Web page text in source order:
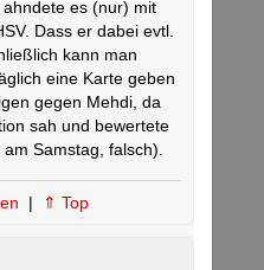
es (nur) mit
Dass er dabei evtl.
kann man
eine Karte geben
gegen Mehdi, da
sah und bewertete
Samstag, falsch).
| ⇑ Top